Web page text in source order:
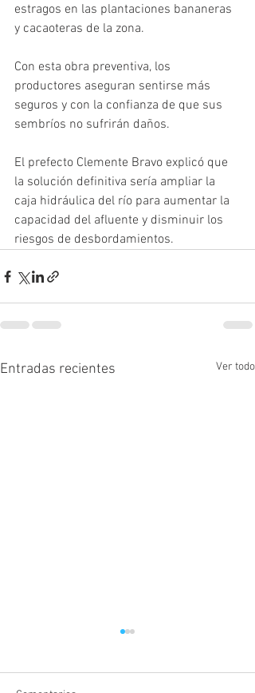
estragos en las plantaciones bananeras
y cacaoteras de la zona.
Con esta obra preventiva, los
productores aseguran sentirse más
seguros y con la confianza de que sus
sembríos no sufrirán daños.
El prefecto Clemente Bravo explicó que
la solución definitiva sería ampliar la
caja hidráulica del río para aumentar la
capacidad del afluente y disminuir los
riesgos de desbordamientos.
Entradas recientes Ver todo